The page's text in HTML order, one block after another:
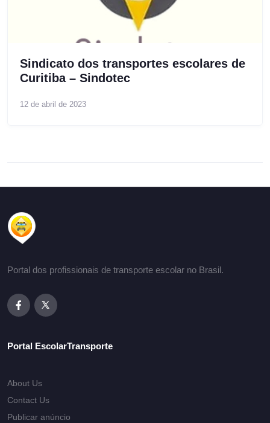
Sindicato dos transportes escolares de
Curitiba – Sindotec
12 de abril de 2023
Portal dos profissionais de transporte escolar no Brasil.
Portal EscolarTransporte
About Us
Contact Us
Publicar anúncio